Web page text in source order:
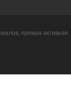
прямая активная